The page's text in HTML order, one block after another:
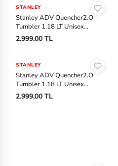
STANLEY
Stanley ADV Quencher2.O
Tumbler 1.18 LT Unisex
Termos - Mor
2.999,00 TL
STANLEY
Stanley ADV Quencher2.O
Tumbler 1.18 LT Unisex
Termos - Petrol
2.999,00 TL